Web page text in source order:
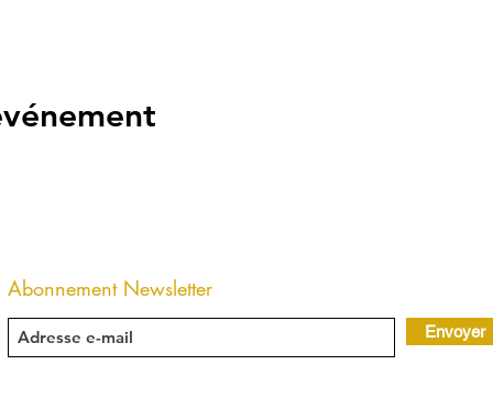
Abonnement Newsletter
Envoyer